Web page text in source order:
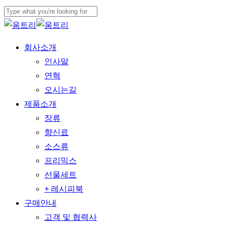
본문으로
건너뛰기
검색
메뉴
회사소개
인사말
연혁
오시는길
제품소개
장류
향신료
소스류
프리믹스
선물세트
+ 레시피북
구매안내
고객 및 협력사